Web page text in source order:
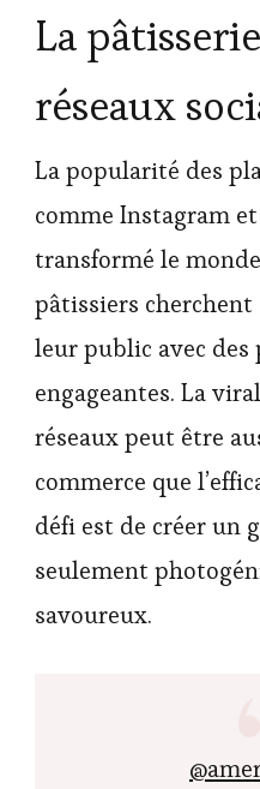
La
réseaux
La popularité des
comme Instagram
transformé le
pâtissiers
leur public avec
engageantes. La
réseaux peut être
commerce que
défi est de créer un
seulement
savoureux.